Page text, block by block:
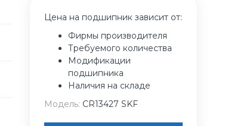
Цена на подшипник зависит от:
Фирмы производителя
Требуемого количества
Модификации
подшипника
Наличия на складе
Модель: CR13427 SKF